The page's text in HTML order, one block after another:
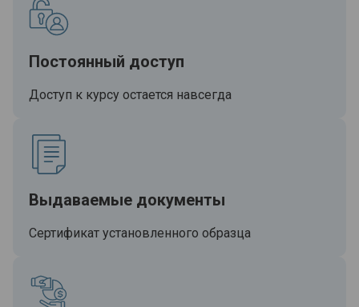
Постоянный доступ
Доступ к курсу остается навсегда
Выдаваемые документы
Сертификат установленного образца